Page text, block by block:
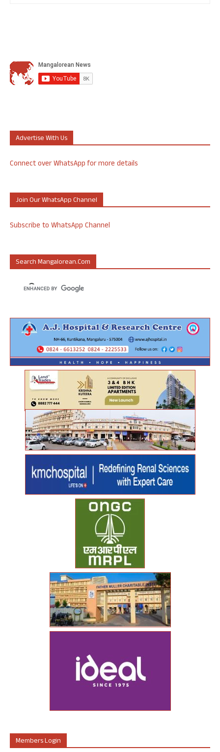
Advertise With Us
Connect over WhatsApp for more details
Join Our WhatsApp Channel
Subscribe to WhatsApp Channel
Search Mangalorean.com
Members Login